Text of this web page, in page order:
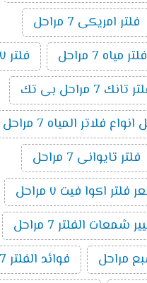
فلتر امريكى 7 مراحل
7 مراحل
فلتر ٧مراحل
تانك 7 مراحل بى تك
فلاتر المياه 7 مراحل
فلتر تايوانى 7 مراحل
فلتر اكوا فيت ٧ مراحل
شمعات الفلتر 7 مراحل
مراحل
فوائد الفلتر 7 مراحل